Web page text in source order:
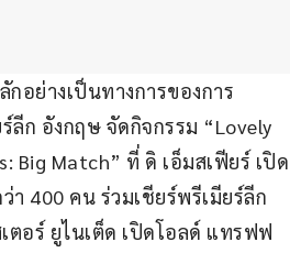
อย่างเป็นทางการของการ
ก อังกฤษ จัดกิจกรรม “Lovely
Big Match” ที่ ดิ เอ็มสเฟียร์ เปิด
400 คน ร่วมเชียร์พรีเมียร์ลีก
ตอร์ ยูไนเต็ด เปิดโอลด์ แทรฟฟ